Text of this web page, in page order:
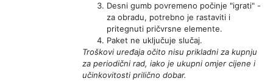
Desni gumb povremeno počinje "igrati" -
za obradu, potrebno je rastaviti i
pritegnuti pričvrsne elemente.
Paket ne uključuje slučaj.
Troškovi uređaja očito nisu prikladni za kupnju
za periodični rad, iako je ukupni omjer cijene i
učinkovitosti prilično dobar.